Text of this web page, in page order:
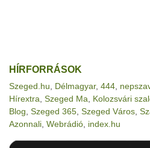
HÍRFORRÁSOK
Szeged.hu Délmagyar, 444
Hírextra Szeged Ma Kolozsvári
Blog Szeged 365 Szeged Város
Azonnali Webrádió index.hu